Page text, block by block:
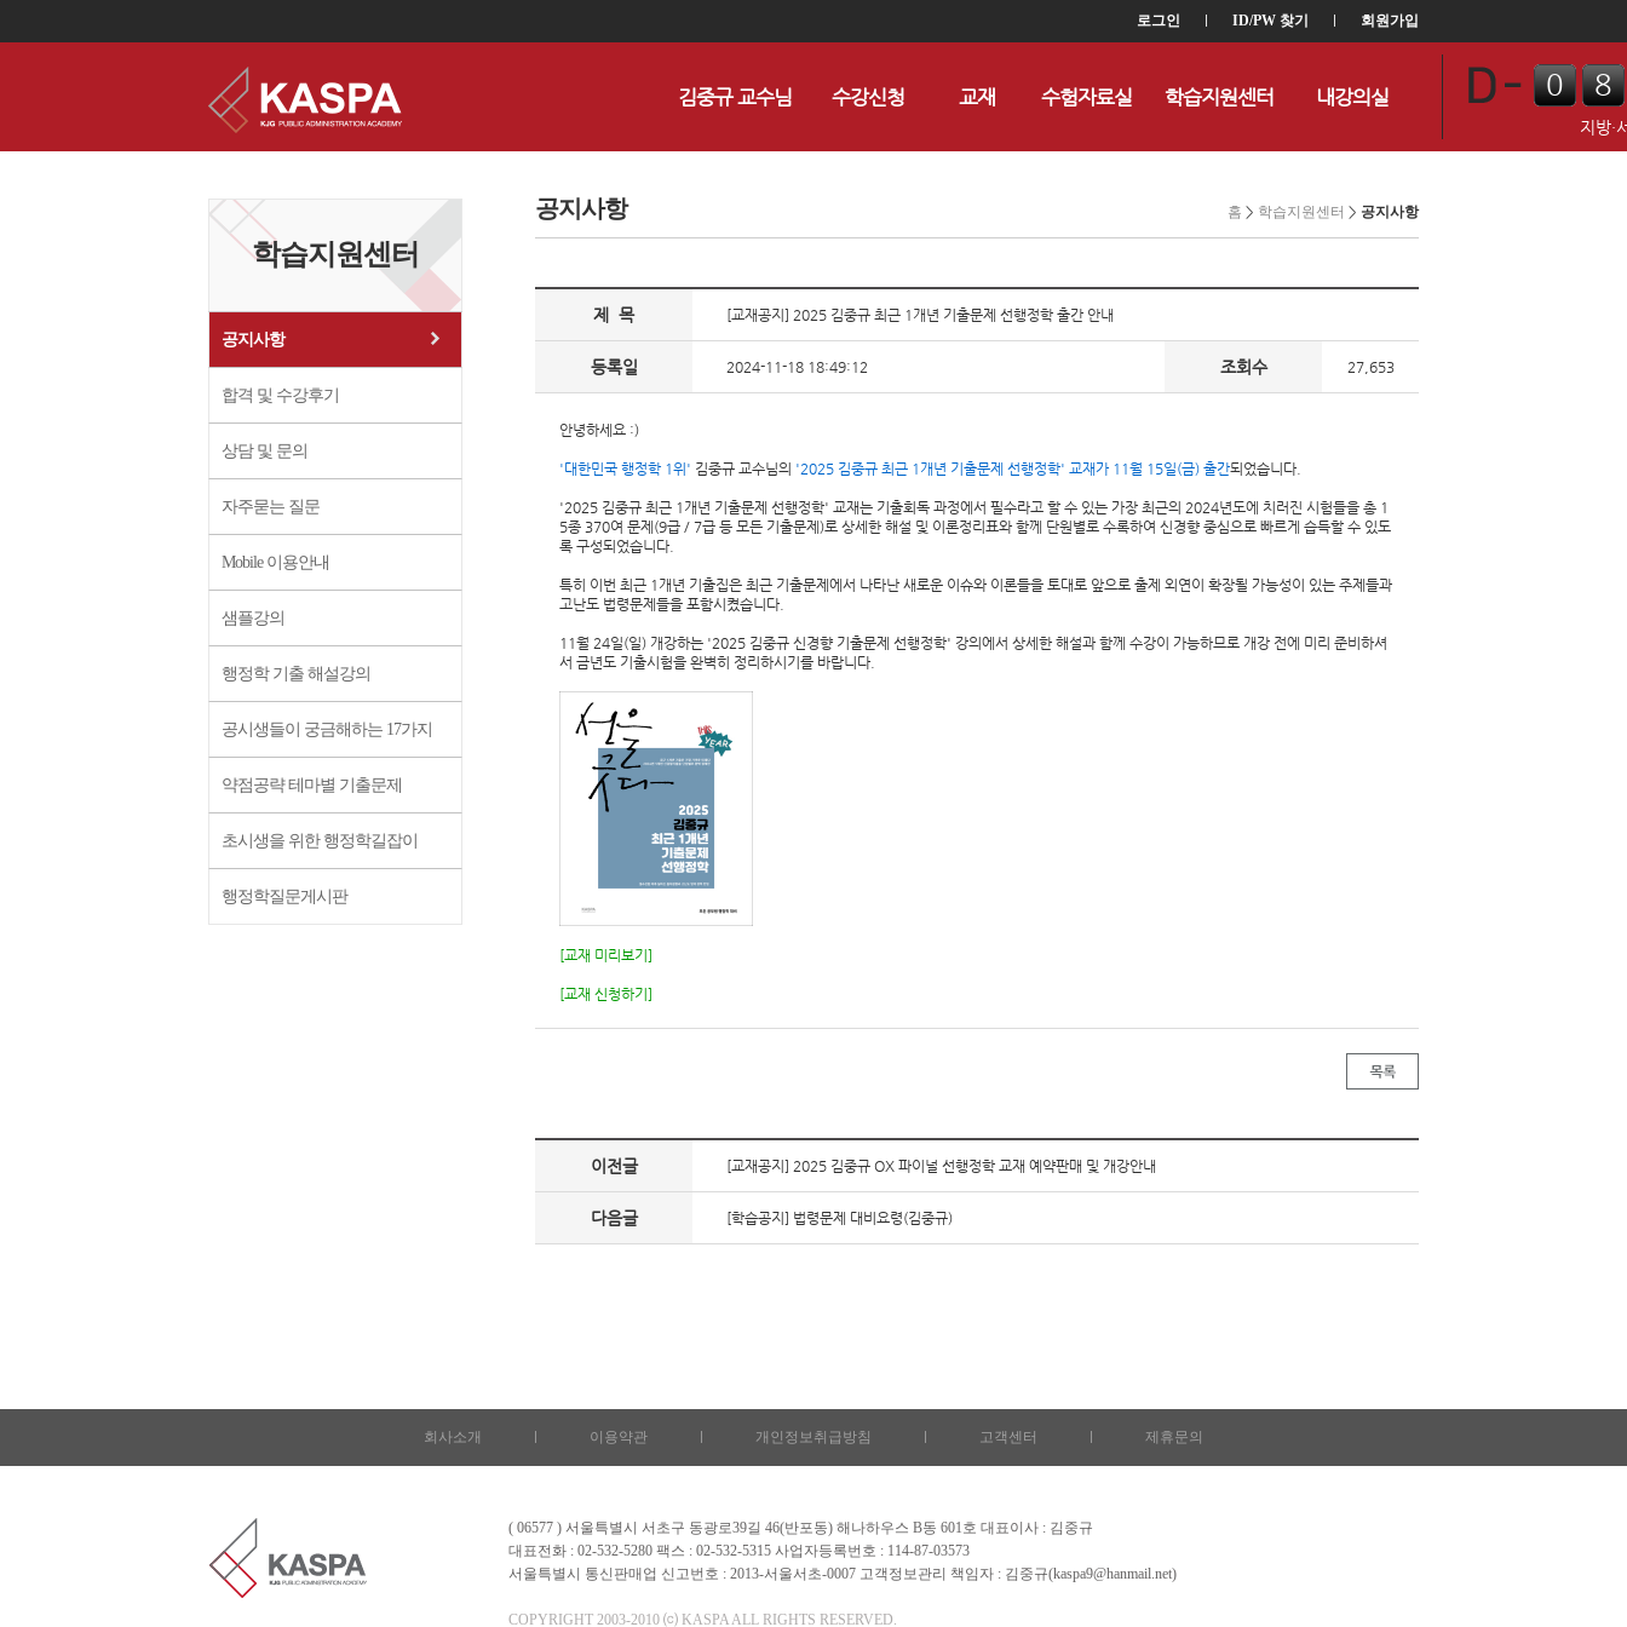
로그인 ID/PW 찾기 회원가입
0
8
4
지방·
김중규 교수님 수강신청 교재 수험자료실 학습지원센터 내강의실
학습지원센터
공지사항
합격 및 수강후기
상담 및 문의
자주묻는 질문
Mobile 이용안내
샘플강의
행정학 기출 해설강의
공시생들이 궁금해하는 17가지
약점공략 테마별 기출문제
초시생을 위한 행정학길잡이
행정학질문게시판
공지사항 홈 > 학습지원센터 > 공지사항
제 목 [교재공지] 2025 김중규 최근 1개년 기출문제 선행정학 출간 안내
등록일 2024-11-18 18:49:12 조회수 27,653
안녕하세요 :)
'대한민국 행정학 1위' 김중규 교수님의 '2025 김중규 최근 1개년 기출문제 선행정학' 교재가 11월 15일(금) 출간되었습니다.
'2025 김중규 최근 1개년 기출문제 선행정학' 교재는 기출회독 과정에서 필수라고 할 수 있는 가장 최근의 2024년도에 치러진 시험들을 총 1
5종 370여 문제(9급 / 7급 등 모든 기출문제)로 상세한 해설 및 이론정리표와 함께 단원별로 수록하여 신경향 중심으로 빠르게 습득할 수 있도
록 구성되었습니다.
특히 이번 최근 1개년 기출집은 최근 기출문제에서 나타난 새로운 이슈와 이론들을 토대로 앞으로 출제 외연이 확장될 가능성이 있는 주제들과
고난도 법령문제들을 포함시켰습니다.
11월 24일(일) 개강하는 '2025 김중규 신경향 기출문제 선행정학' 강의에서 상세한 해설과 함께 수강이 가능하므로 개강 전에 미리 준비하셔
서 금년도 기출시험을 완벽히 정리하시기를 바랍니다.
[교재 미리보기]
[교재 신청하기]
이전글 [교재공지] 2025 김중규 OX 파이널 선행정학 교재 예약판매 및 개강안내
다음글 [학습공지] 법령문제 대비요령(김중규)
회사소개 이용약관 개인정보취급방침 고객센터 제휴문의
( 06577 ) 서울특별시 서초구 동광로39길 46(반포동) 해나하우스 B동 601호 대표이사 : 김중규
대표전화 : 02-532-5280 팩스 : 02-532-5315 사업자등록번호 : 114-87-03573
서울특별시 통신판매업 신고번호 : 2013-서울서초-0007 고객정보관리 책임자 : 김중규(kaspa9@hanmail.net)
COPYRIGHT 2003-2010 ⒞ KASPA ALL RIGHTS RESERVED.